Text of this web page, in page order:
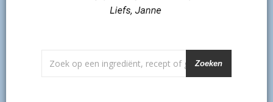
Zoeken